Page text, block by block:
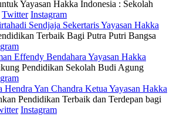
Yayasan Hakka Indonesia : Sekolah
Twitter Instagram
Sendjaja Sekertaris Yayasan Hakka
Terbaik Bagi Putra Putri Bangsa
Effendy Bendahara Yayasan Hakka
Pendidikan Sekolah Budi Agung
Hendra Yan Chandra Ketua Yayasan Hakka
Pendidikan Terbaik dan Terdepan bagi
Instagram